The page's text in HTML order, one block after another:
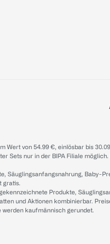
von 54.99 €, einlösbar bis
Sets nur in der BIPA Filiale
Säuglingsanfangsnahrung,
gratis.
Produkte,
und Aktionen kombinierbar.
werden kaufmännisch gerundet.